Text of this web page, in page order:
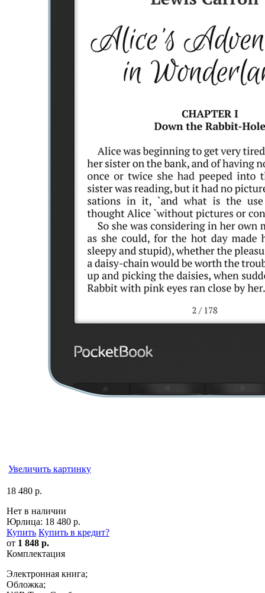
Увеличить картинку
18 480 р.
Нет в наличии
Юрлица: 18 480 р.
Купить Купить в кредит?
от 1 848 р.
Комплектация
Электронная книга;
Обложка;